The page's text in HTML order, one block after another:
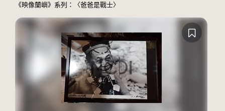
《映像蘭嶼》系列：〈爸爸是戰士〉